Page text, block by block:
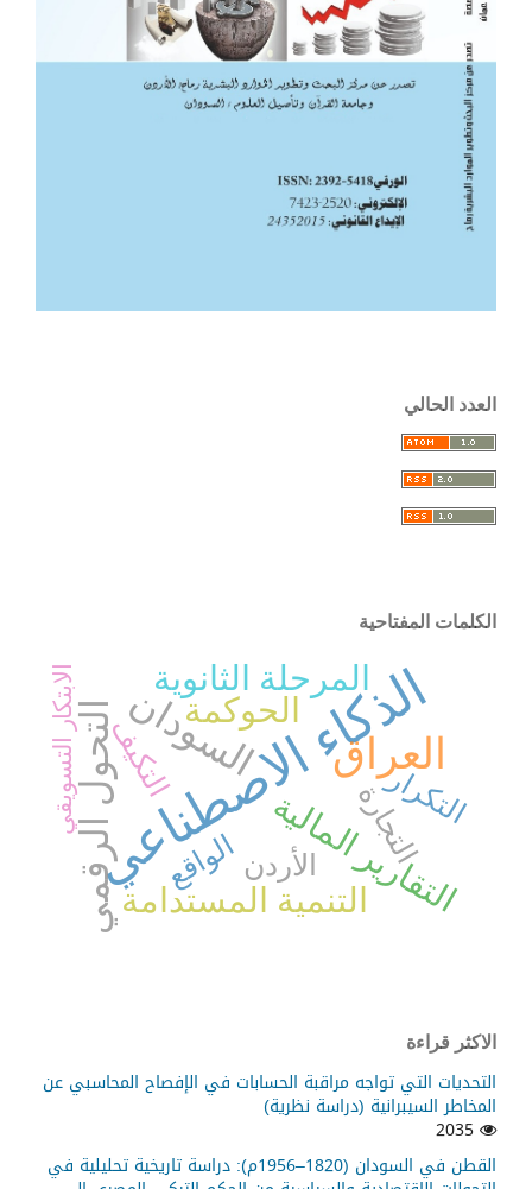
العدد الحالي
الكلمات المفتاحية
الذكاء الاصطناعي
العراق التحول الرقميالسودان
التقارير المالية
المرحلة الثانوية
الحوكمة
التنمية المستدامة
الواقع التجارة
التكيف
الأردن
التكرار الابتكار التسويقي
الاكثر قراءة
التحديات التي تواجه مراقبة الحسابات في الإفصاح المحاسبي عن
المخاطر السيبرانية (دراسة نظرية)
القطن في السودان (1820–1956م): دراسة تاريخية تحليلية في